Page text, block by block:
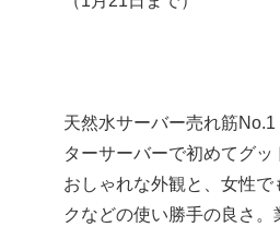
天然水サーバー売れ筋No.1
ターサーバーで初めてグ
おしゃれな外観と、女性
クなどの使い勝手の良さ